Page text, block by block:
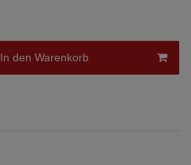
In den Warenkorb